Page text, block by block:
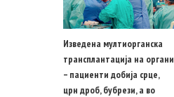
Изведена мултиорганска
трансплантација на органи
– пациенти добија срце,
црн дроб, бубрези, а во